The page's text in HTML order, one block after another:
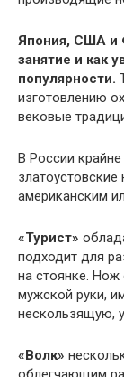
Япония, США и
занятие и как
популярности.
изготовлению
вековые
В России
златоустовские
американским
«Турист»
подходит для
на стоянке. Нож
мужской руки,
нескользящую,
«Волк»